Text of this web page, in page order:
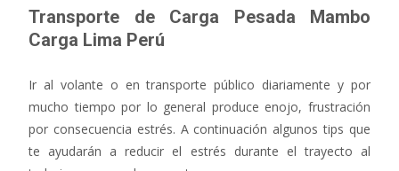
Transporte de Carga Pesada Mambo
Carga Lima Perú
Ir al volante o en transporte público diariamente y por
mucho tiempo por lo general produce enojo, frustración
por consecuencia estrés. A continuación algunos tips que
te ayudarán a reducir el estrés durante el trayecto al